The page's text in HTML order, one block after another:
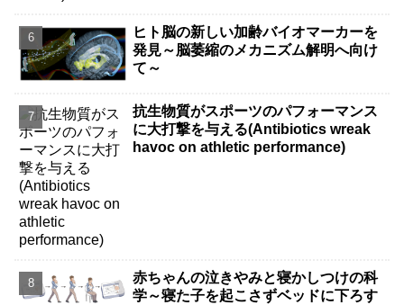
ヒト脳の新しい加齢バイオマーカーを
発見～脳萎縮のメカニズム解明へ向け
て～
抗生物質がスポーツのパフォーマンス
に大打撃を与える(Antibiotics wreak
havoc on athletic performance)
赤ちゃんの泣きやみと寝かしつけの科
学～寝た子を起こさずベッドに下ろす